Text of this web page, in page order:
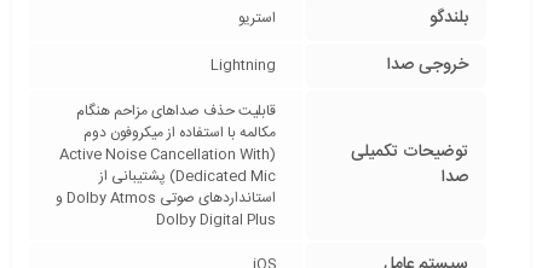
بلندگو
استریو
خروجی صدا Lightning
توضیحات تکمیلی
صدا
قابلیت حذف صدا‌های مزاحم هنگام
مکالمه با استفاده از میکروفون دوم
(Active Noise Cancellation With
Dedicated Mic) پشتیبانی از
استانداردهای صوتی Dolby Atmos و
Dolby Digital Plus